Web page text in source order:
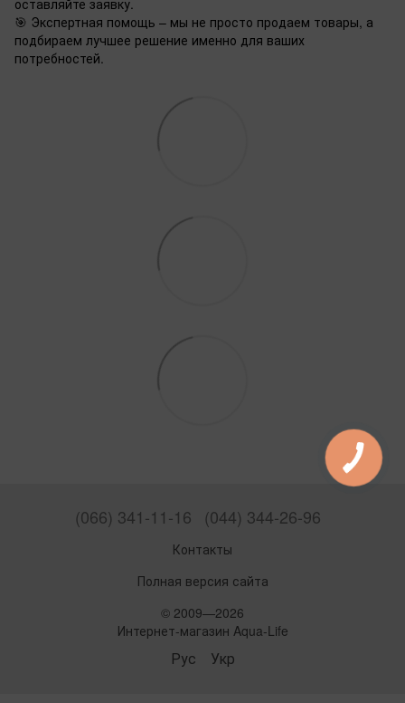
🎯 Экспертная помощь – мы не просто продаем товары, а
подбираем лучшее решение именно для ваших
потребностей.
(066) 341-11-16 (044) 344-26-96
Контакты
Полная версия сайта
© 2009—2026
Интернет-магазин Aqua-Life
Рус Укр